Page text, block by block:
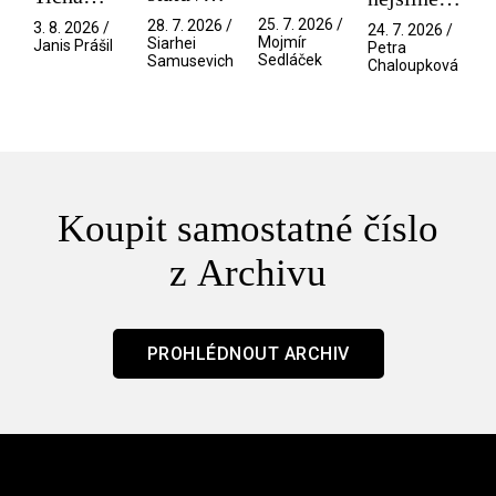
přítelkyně
3. 8. 2026 /
Janis Prášil
Pramen
28. 7. 2026 /
Siarhei
Samusevich
spektáklu
/ Odyssea
25. 7. 2026 /
Mojmír
Sedláček
/ V nitru
manosféry
24. 7. 2026 /
Petra
Chaloupková
Koupit samostatné číslo
z Archivu
PROHLÉDNOUT ARCHIV